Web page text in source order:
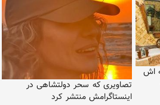
تصاویری که سحر دولتشاهی در
اینستاگرامش منتشر کرد
اش